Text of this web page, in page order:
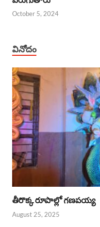
October 5, 2024
వినోదం
తీరొక్క రూపాల్లో గణపయ్య
August 25, 2025